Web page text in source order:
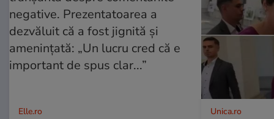
Elle.ro Unica.ro